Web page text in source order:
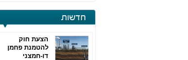
חדשות
הצעת חוק
להטמנת פחמן
דו-חמצני